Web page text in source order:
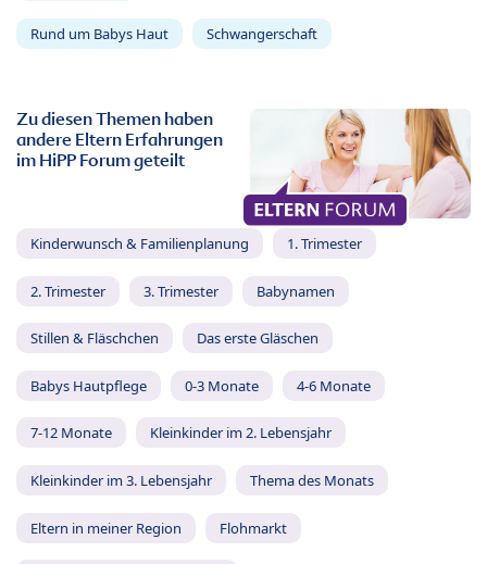
Rund um Babys Haut Schwangerschaft
Zu diesen Themen haben
andere Eltern Erfahrungen
im HiPP Forum geteilt
Kinderwunsch & Familienplanung 1. Trimester
2. Trimester 3. Trimester Babynamen
Stillen & Fläschchen Das erste Gläschen
Babys Hautpflege 0-3 Monate 4-6 Monate
7-12 Monate Kleinkinder im 2. Lebensjahr
Kleinkinder im 3. Lebensjahr Thema des Monats
Eltern in meiner Region Flohmarkt